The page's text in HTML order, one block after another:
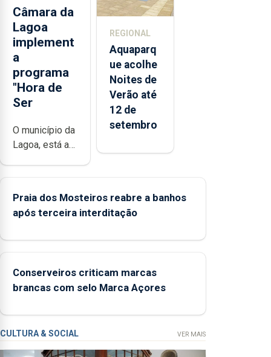
Câmara da
Lagoa
implement
a
programa
"Hora de
Ser
O município da
Lagoa, está a
para a
prevenção
através da
promoção de
pessoais,
emocionais e
sociais junto
Açores
REGIONAL
Aquaparq
ue acolhe
Noites de
Verão até
12 de
setembro
Praia dos Mosteiros reabre a banhos
após terceira interditação
Conserveiros criticam marcas
brancas com selo Marca Açores
CULTURA & SOCIAL VER MAIS